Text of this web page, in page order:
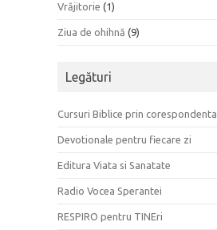
Vrăjitorie (1)
Ziua de ohihnă (9)
Legături
Cursuri Biblice prin corespondenta
Devotionale pentru fiecare zi
Editura Viata si Sanatate
Radio Vocea Sperantei
RESPIRO pentru TINEri